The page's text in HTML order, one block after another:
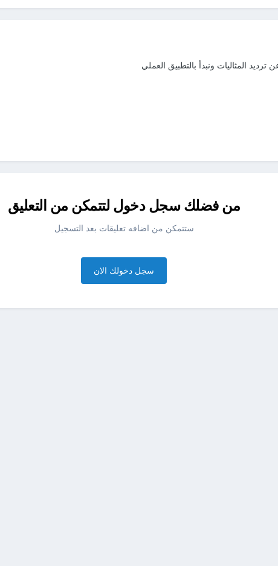
ترديد المثاليات ونبدأ بالتطبيق العملي
من فضلك سجل دخول لتتمكن من التعليق
ستتمكن من اضافه تعليقات بعد التسجيل
سجل دخولك الان